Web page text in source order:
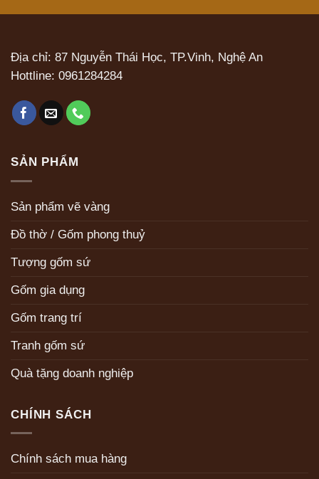
Địa chỉ: 87 Nguyễn Thái Học, TP.Vinh, Nghệ An
Hottline: 0961284284
SẢN PHẨM
Sản phẩm vẽ vàng
Đồ thờ / Gốm phong thuỷ
Tượng gốm sứ
Gốm gia dụng
Gốm trang trí
Tranh gốm sứ
Quà tặng doanh nghiệp
CHÍNH SÁCH
Chính sách mua hàng